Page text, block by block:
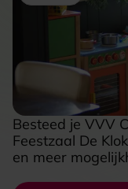
Besteed je VVV
Feestzaal De
en meer